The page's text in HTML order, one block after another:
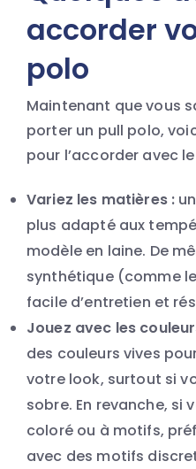
accorder
polo
Maintenant que vous
porter un pull polo,
pour l’accorder avec
Variez les matières :
plus adapté aux
modèle en laine. De
synthétique (comme
facile d’entretien et
Jouez avec les
des couleurs vives
votre look, surtout si
sobre. En revanche, si
coloré ou à motifs,
avec des motifs